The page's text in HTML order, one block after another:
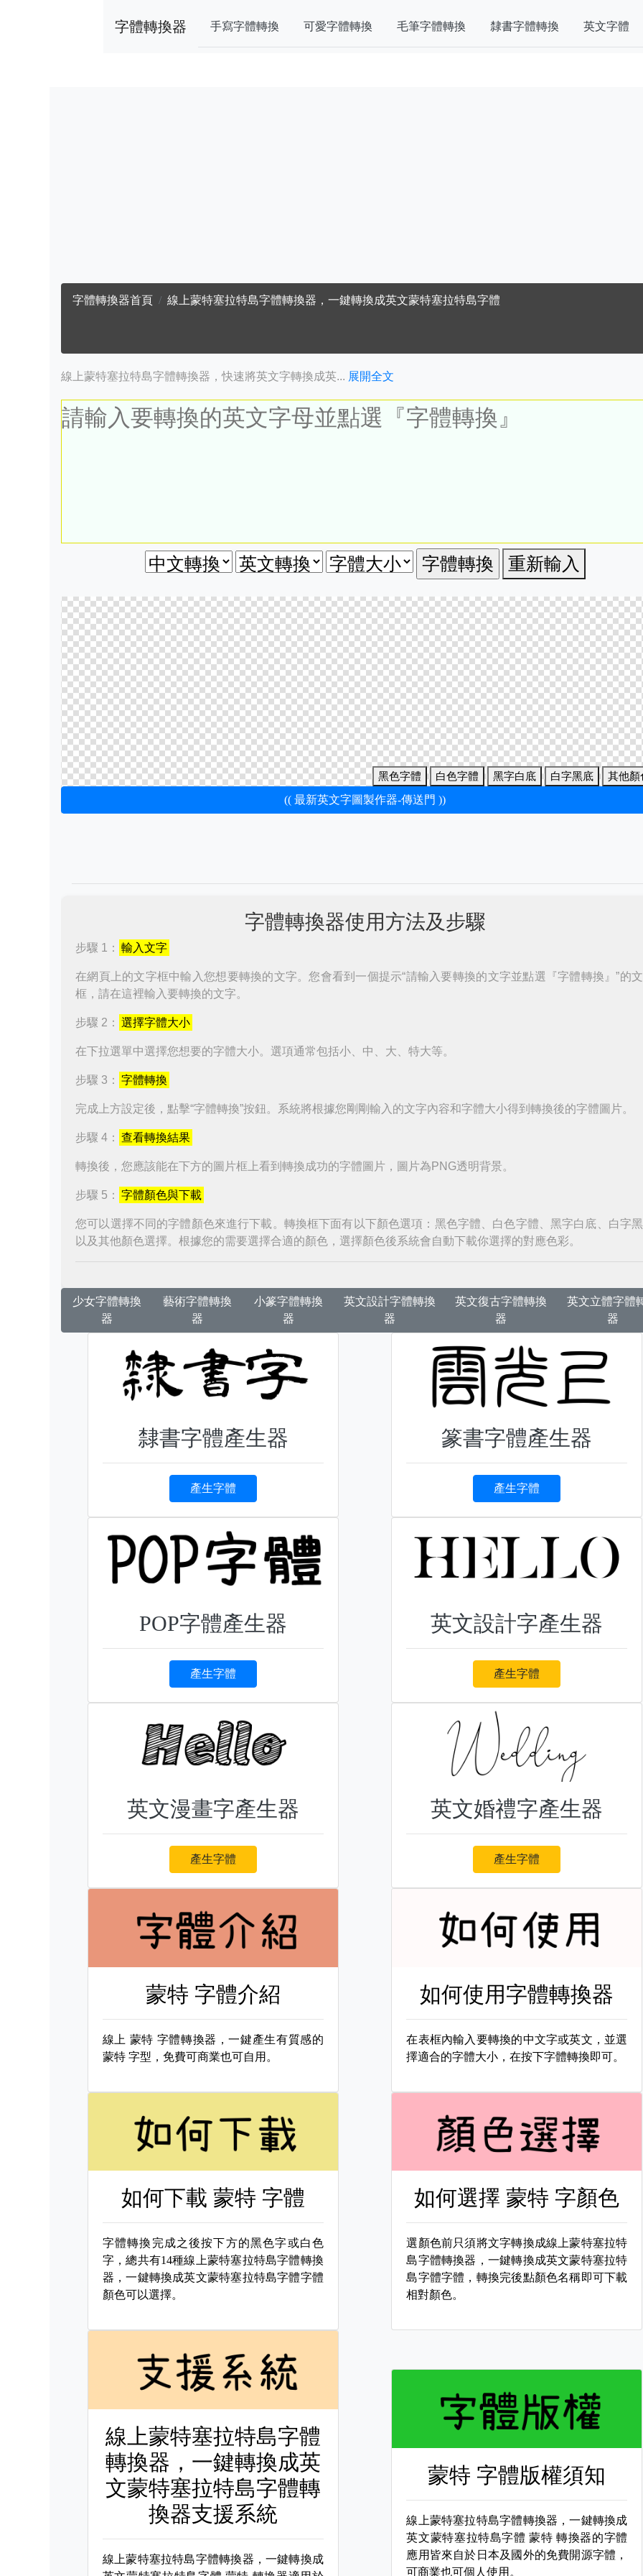
字體轉換器 手寫字體轉換 可愛字體轉換 毛筆字體轉換 隸書字體轉換 英文字體
字體轉換器首頁 線上蒙特塞拉特島字體轉換器，一鍵轉換成英文蒙特塞拉特島字體
線上蒙特塞拉特島字體轉換器，快速將英文字轉換成英... 展開全文
重新輸入
黑色字體 白色字體 黑字白底 白字黑底 其他
(( 最新英文字圖製作器-傳送門 ))
字體轉換器使用方法及步驟
步驟 1： 輸入文字
在網頁上的文字框中輸入您想要轉換的文字。您會看到一個提示“請輸入要轉換的文字並點選『字體轉換』”的
框，請在這裡輸入要轉換的文字。
步驟 2： 選擇字體大小
在下拉選單中選擇您想要的字體大小。選項通常包括小、中、大、特大等。
步驟 3： 字體轉換
完成上方設定後，點擊“字體轉換”按鈕。系統將根據您剛剛輸入的文字內容和字體大小得到轉換後的字體圖片。
步驟 4： 查看轉換結果
轉換後，您應該能在下方的圖片框上看到轉換成功的字體圖片，圖片為PNG透明背景。
步驟 5： 字體顏色與下載
您可以選擇不同的字體顏色來進行下載。轉換框下面有以下顏色選項：黑色字體、白色字體、黑字白底、白字
以及其他顏色選擇。根據您的需要選擇合適的顏色，選擇顏色後系統會自動下載你選擇的對應色彩。
少女字體轉換
器
藝術字體轉換
器
小篆字體轉換
器
英文設計字體轉換
器
英文復古字體轉換
器
英文立體字體
器
隸書字體產生器
產生字體
篆書字體產生器
產生字體
POP字體產生器
產生字體
英文設計字產生器
產生字體
英文漫畫字產生器
產生字體
英文婚禮字產生器
產生字體
蒙特 字體介紹
線上 蒙特 字體轉換器，一鍵產生有質感的
蒙特 字型，免費可商業也可自用。
如何使用字體轉換器
在表框內輸入要轉換的中文字或英文，並選
擇適合的字體大小，在按下字體轉換即可。
如何下載 蒙特 字體
字體轉換完成之後按下方的黑色字或白色
字，總共有14種線上蒙特塞拉特島字體轉換
器，一鍵轉換成英文蒙特塞拉特島字體字體
顏色可以選擇。
如何選擇蒙特 字顏色
選顏色前只須將文字轉換成線上蒙特塞拉特
島字體轉換器，一鍵轉換成英文蒙特塞拉特
島字體字體，轉換完後點顏色名稱即可下載
相對顏色。
線上蒙特塞拉特島字體
轉換器，一鍵轉換成英
文蒙特塞拉特島字體轉
換器支援系統
線上蒙特塞拉特島字體轉換器，一鍵轉換成
蒙特 字體版權須知
線上蒙特塞拉特島字體轉換器，一鍵轉換成
英文蒙特塞拉特島字體蒙特 轉換器的字體
應用皆來自於日本及國外的免費開源字體，
可商業也可個人使用。